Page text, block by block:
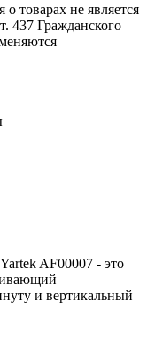
товарах не является
437 Гражданского
AF00007 - это
и вертикальный